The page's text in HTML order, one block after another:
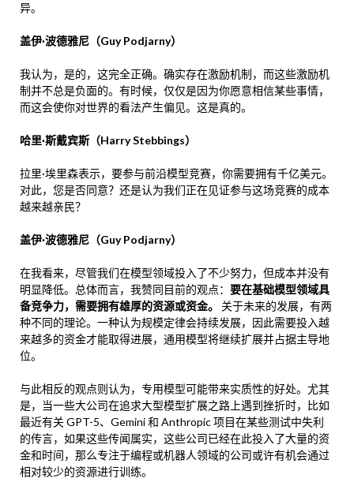
异。
盖伊·波德雅尼（Guy Podjarny）
我认为，是的，这完全正确。确实存在激励机制，而这些激励机
制并不总是负面的。有时候，仅仅是因为你愿意相信某些事情，
而这会使你对世界的看法产生偏见。这是真的。
哈里·斯戴宾斯（Harry Stebbings）
拉里·埃里森表示，要参与前沿模型竞赛，你需要拥有千亿美元。
对此，您是否同意？还是认为我们正在见证参与这场竞赛的成本
越来越亲民？
盖伊·波德雅尼（Guy Podjarny）
在我看来，尽管我们在模型领域投入了不少努力，但成本并没有
明显降低。总体而言，我赞同目前的观点： 要在基础模型领域具
备竞争力，需要拥有雄厚的资源或资金。
关于未来的发展，有两
种不同的理论。一种认为规模定律会持续发展，因此需要投入越
来越多的资金才能取得进展，通用模型将继续扩展并占据主导地
位。
与此相反的观点则认为，专用模型可能带来实质性的好处。尤其
是，当一些大公司在追求大型模型扩展之路上遇到挫折时，比如
最近有关 GPT-5、Gemini 和 Anthropic 项目在某些测试中失利
的传言，如果这些传闻属实，这些公司已经在此投入了大量的资
金和时间，那么专注于编程或机器人领域的公司或许有机会通过
相对较少的资源进行训练。